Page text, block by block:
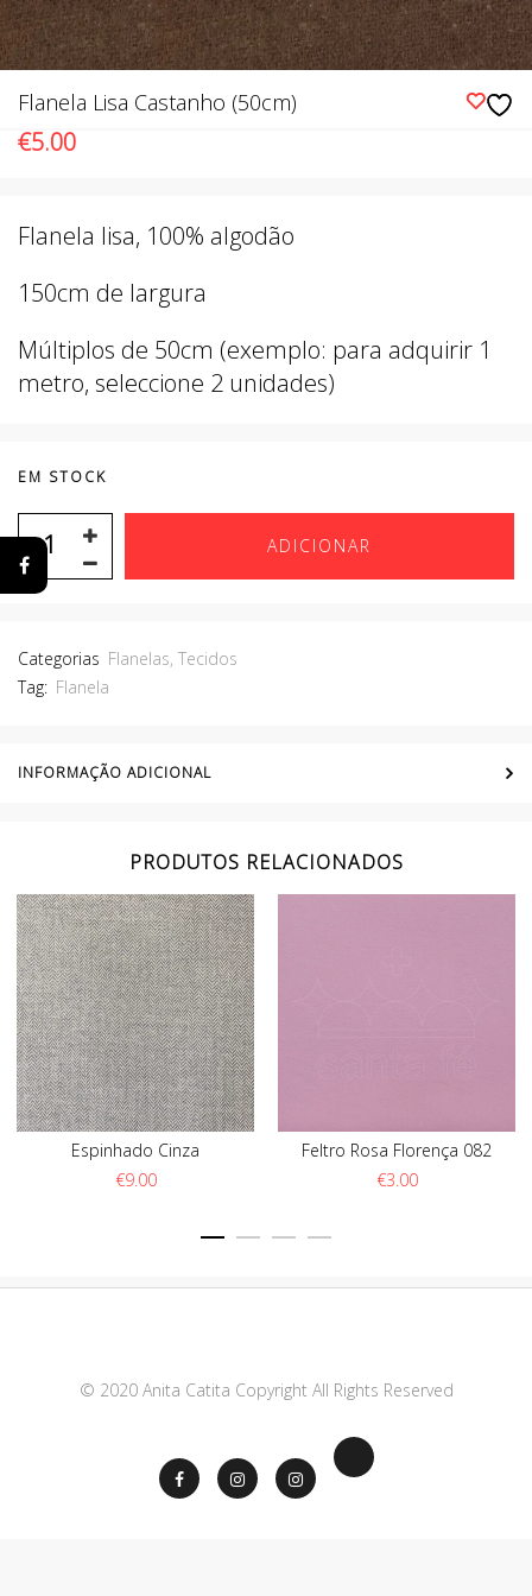
Flanela Lisa Castanho (50cm)
€5.00
Flanela lisa, 100% algodão
150cm de largura
Múltiplos de 50cm (exemplo: para adquirir 1
metro, seleccione 2 unidades)
EM STOCK
ADICIONAR
Categorias Flanelas, Tecidos
Tag: Flanela
INFORMAÇÃO ADICIONAL
PRODUTOS RELACIONADOS
Espinhado Cinza
€9.00
Feltro Rosa Florença 082
€3.00
© 2020 Anita Catita Copyright All Rights Reserved